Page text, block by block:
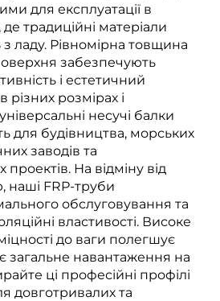
для експлуатації в
традиційні матеріали
ладу. Рівномірна товщина
забезпечують
і естетичний
різних розмірах і
несучі балки
для будівництва, морських
заводів та
проектів. На відміну від
наші FRP-труби
обслуговування та
властивості. Високе
до ваги полегшує
загальне навантаження на
ці професійні профілі
довготривалих та